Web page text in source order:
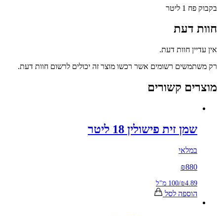
חוות דעת.
רשומים אשר רכשו מוצר זה יכולים לרשום חוות דעת.
קשורים
זית פישולין 18 ליטר
100 מ"ל
לסל